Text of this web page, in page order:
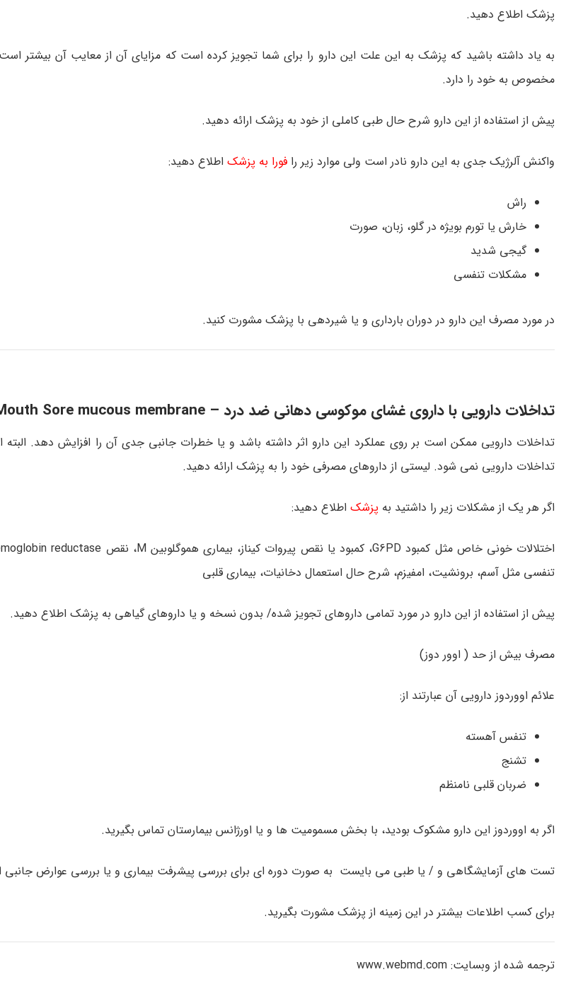
پزشک اطلاع دهید.
به یاد داشته باشید که پزشک به این علت این دارو را برای شما تجویز کرده است که مزایای آن از معایب آن بیشتر
مخصوص به خود را دارد.
پیش از استفاده از این دارو شرح حال طبی کاملی از خود به پزشک ارائه دهید.
واکنش آلرژیک جدی به این دارو نادر است ولی موارد زیر را فورا به پزشک اطلاع دهید:
راش
خارش یا تورم بویژه در گلو، زبان، صورت
گیجی شدید
مشکلات تنفسی
در مورد مصرف این دارو در دوران بارداری و یا شیردهی با پزشک مشورت کنید.
تداخلات دارویی با داروی غشای موکوسی دهانی ضد درد – Mouth Sore mucous membrane
تداخلات دارویی ممکن است بر روی عملکرد این دارو اثر داشته باشد و یا خطرات جانبی جدی آن را افزایش دهد.
تداخلات دارویی نمی شود. لیستی از داروهای مصرفی خود را به پزشک ارائه دهید.
اگر هر یک از مشکلات زیر را داشتید به پزشک اطلاع دهید:
تنفسی مثل آسم، برونشیت، امفیزم، شرح حال استعمال دخانیات، بیماری قلبی
پیش از استفاده از این دارو در مورد تمامی داروهای تجویز شده/ بدون نسخه و یا داروهای گیاهی به پزشک اطلاع دهید.
مصرف بیش از حد ( اوور دوز)
علائم اووردوز دارویی آن عبارتند از:
تنفس آهسته
تشنج
ضربان قلبی نامنظم
اگر به اووردوز این دارو مشکوک بودید، با بخش مسمومیت ها و یا اورژانس بیمارستان تماس بگیرید.
تست های آزمایشگاهی و / یا طبی می بایست به صورت دوره ای برای بررسی پیشرفت بیماری و یا بررسی عوارض جانبی
برای کسب اطلاعات بیشتر در این زمینه از پزشک مشورت بگیرید.
ترجمه شده از وبسایت: www.webmd.com